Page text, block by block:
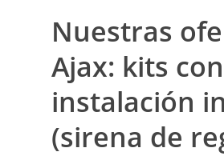
Nuestras
Ajax: kits con
instalación
(sirena de